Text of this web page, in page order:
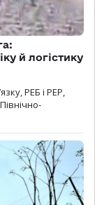
й логістику
РЕБ і РЕР,